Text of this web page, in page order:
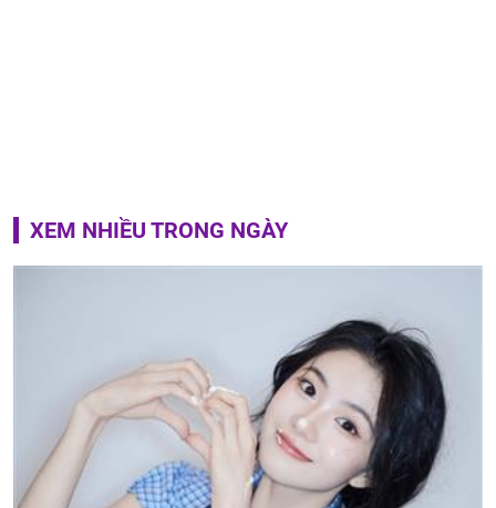
XEM NHIỀU TRONG NGÀY